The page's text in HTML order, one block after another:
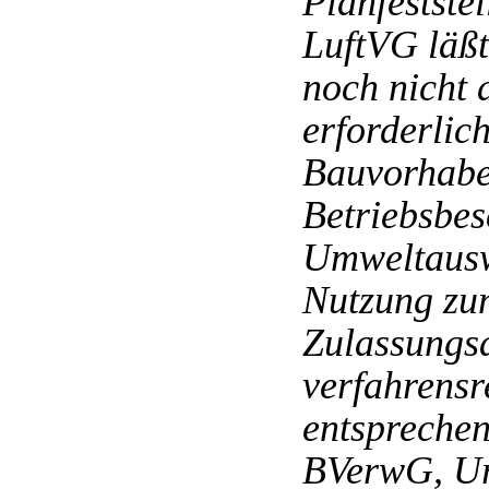
LuftVG
noch nicht
Nutzung
BVerwG,